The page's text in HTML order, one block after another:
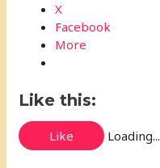
X
Facebook
More
Like this:
Like Loading...